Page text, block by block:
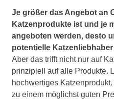
Je größer das Angebot an
Katzenprodukte ist und je
angeboten werden, desto
potentielle
Aber das trifft nicht nur auf
prinzipiell auf alle Produkte.
hochwertiges
zu einem möglichst guten